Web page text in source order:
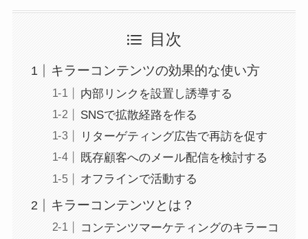
目次
キラーコンテンツの効果的な使い方
内部リンクを設置し誘導する
SNSで拡散経路を作る
リターゲティング広告で再訪を促す
既存顧客へのメール配信を検討する
オフラインで活動する
キラーコンテンツとは？
コンテンツマーケティングのキラーコ